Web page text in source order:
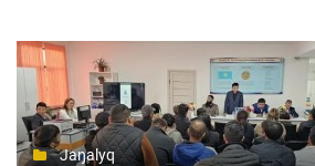
Jaŋalyq